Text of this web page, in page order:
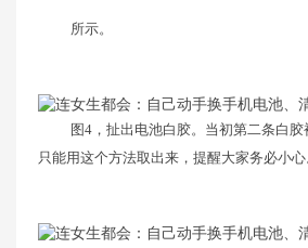
所示。
图4，扯出电池白胶。当初第二条白
只能用这个方法取出来，提醒大家务必小心